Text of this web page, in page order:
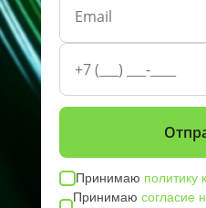
Принимаю политику
Принимаюсогласие